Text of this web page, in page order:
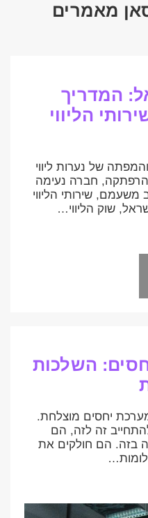
מאמרים
המדריך
הליווי
של נערות ליווי
חברה נעימה
שירותי הליווי
שוק הליווי…
השלכות
יחסים מוצלחת.
זה לזה, הם
בזה. הם חולקים את